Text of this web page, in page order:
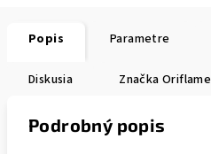
Popis Parametre
Diskusia Značka Oriflame
Podrobný popis